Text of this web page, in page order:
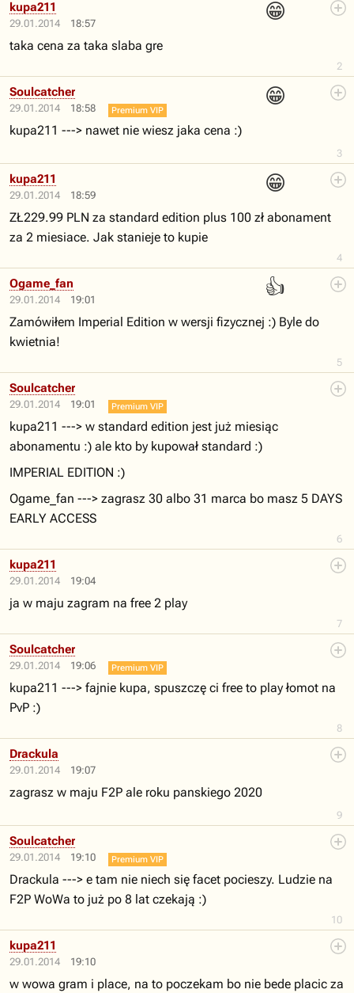
29.01.2014 18:57
😁
2
kupa211
taka cena za taka slaba gre
29.01.2014 18:58
😁
3
Soulcatcher
Premium VIP
kupa211 ---> nawet nie wiesz jaka cena :)
29.01.2014 18:59
😁
4
kupa211
ZŁ229.99 PLN za standard edition plus 100 zł abonament
za 2 miesiace. Jak stanieje to kupie
29.01.2014 19:01
👍
5
Ogame_fan
Zamówiłem Imperial Edition w wersji fizycznej :) Byle do
kwietnia!
29.01.2014 19:01
6
Soulcatcher
Premium VIP
kupa211 ---> w standard edition jest już miesiąc
abonamentu :) ale kto by kupował standard :)
IMPERIAL EDITION :)
Ogame_fan ---> zagrasz 30 albo 31 marca bo masz 5 DAYS
EARLY ACCESS
29.01.2014 19:04
7
kupa211
ja w maju zagram na free 2 play
29.01.2014 19:06
8
Soulcatcher
Premium VIP
kupa211 ---> fajnie kupa, spuszczę ci free to play łomot na
PvP :)
29.01.2014 19:07
9
Drackula
zagrasz w maju F2P ale roku panskiego 2020
29.01.2014 19:10
10
Soulcatcher
Premium VIP
Drackula ---> e tam nie niech się facet pocieszy. Ludzie na
F2P WoWa to już po 8 lat czekają :)
29.01.2014 19:10
kupa211
w wowa gram i place, na to poczekam bo nie bede placic za